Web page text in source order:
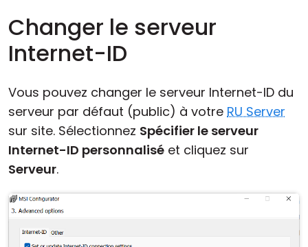
Changer le serveur
Internet-ID
Vous pouvez changer le serveur Internet-ID du
serveur par défaut (public) à votre RU Server
sur site. Sélectionnez Spécifier le serveur
Internet-ID personnalisé et cliquez sur
Serveur.